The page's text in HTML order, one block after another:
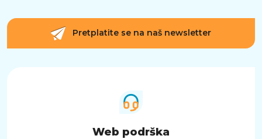
Pretplatite se na naš newsletter
Web podrška